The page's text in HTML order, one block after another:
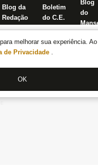
melhorar sua experiência.
de Privacidade .
OK
Blog da
Redação
Boletim
do C.E.
Blog
do